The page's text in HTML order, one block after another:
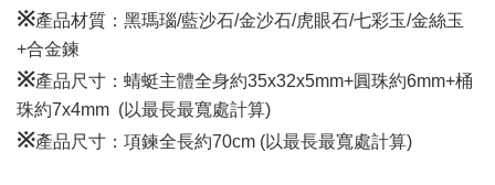
※產品材質： 黑瑪瑙/藍沙石/金沙石/虎眼石/七彩玉/金絲玉
+合金鍊
※產品尺寸： 蜻蜓主體全身約35x32x5mm+圓珠約6mm+桶
珠約7x4mm (以最長最寬處計算)
※產品尺寸： 項鍊全長約70cm (以最長最寬處計算)